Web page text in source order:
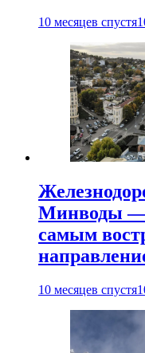
10 месяцев спустя
Минводы —
самым
10 месяцев спустя